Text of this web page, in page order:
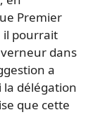
Premier
il pourrait
dans
a
délégation
que cette